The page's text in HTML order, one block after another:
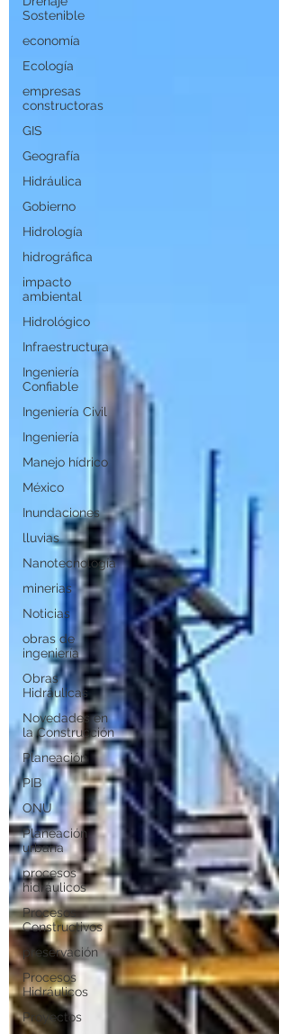
Sostenible
economía
Ecología
empresas
constructoras
GIS
Geografía
Hidráulica
Gobierno
Hidrología
hidrográfica
impacto
ambiental
Hidrológico
Infraestructura
Ingeniería
Confiable
Ingeniería Civil
Ingeniería
Manejo hídrico
México
Inundaciones
lluvias
Nanotecnología
minerias
Noticias
obras de
ingeniería
Obras
Hidráulicas
Novedades en
la Construcción
Planeación
PIB
ONU
Planeación
urbana
procesos
hidráulicos
Procesos
Constructivos
preservación
Procesos
Hidráulicos
Proyectos